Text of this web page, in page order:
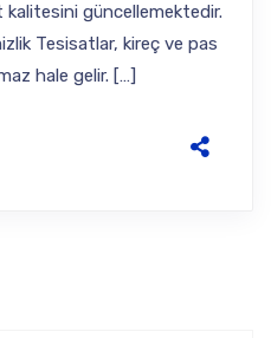
kalitesini güncellemektedir.
Tesisatlar, kireç ve pas
hale gelir. […]